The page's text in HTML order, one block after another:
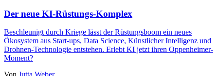
Der neue KI-Rüstungs-Komplex
Beschleunigt durch Kriege lässt der Rüstungsboom ein neues
Ökosystem aus Start-ups, Data Science, Künstlicher Intelligenz und
Drohnen-Technologie entstehen. Erlebt KI jetzt ihren Oppenheimer-
Moment?